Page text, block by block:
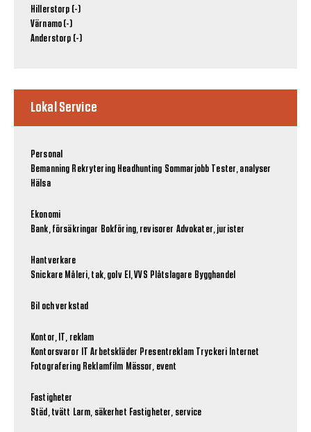
Hillerstorp (-)
Värnamo (-)
Anderstorp (-)
Lokal Service
Personal
Bemanning Rekrytering Headhunting Sommarjobb Tester, analyser
Hälsa
Ekonomi
Bank, försäkringar Bokföring, revisorer Advokater, jurister
Hantverkare
Snickare Måleri, tak, golv El, VVS Plåtslagare Bygghandel
Bil och verkstad
Kontor, IT, reklam
Kontorsvaror IT Arbetskläder Presentreklam Tryckeri Internet
Fotografering Reklamfilm Mässor, event
Fastigheter
Städ, tvätt Larm, säkerhet Fastigheter, service